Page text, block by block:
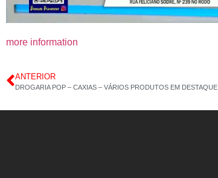
more information
ANTERIOR
DROGARIA POP – CAXIAS – VÁRIOS PRODUTOS EM